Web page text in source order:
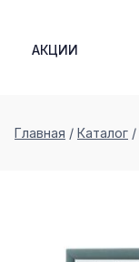
АКЦИИ
Главная / Каталог /